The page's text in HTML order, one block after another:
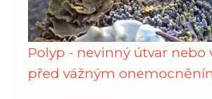
Polyp - nevinný útvar nebo
před vážným